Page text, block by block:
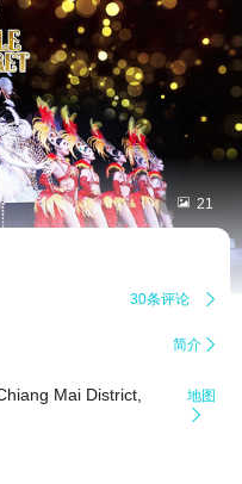
 21
30条评论 
简介 
Mai District,
地图
